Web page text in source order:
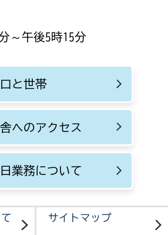
～午後5時15分
口と世帯
へのアクセス
業務について
サイトマップ